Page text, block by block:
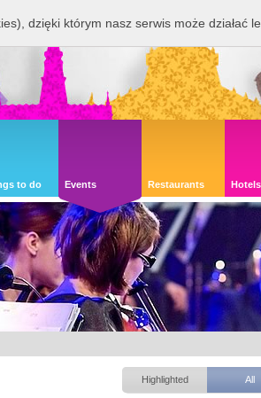
to do Events Restaurants Hotels
Highlighted All
dzięki którym nasz serwis może działać